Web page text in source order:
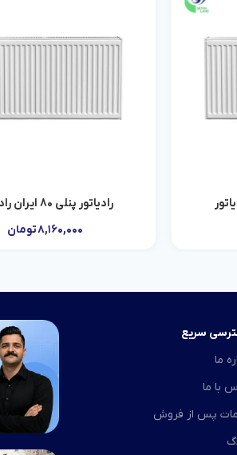
افزودن به سبد خرید
رادیاتور پنلی 80 ایران رادیاتور
۸,۱۶۰,۰۰۰تومان
سریع
ما
با ما
پس از فروش